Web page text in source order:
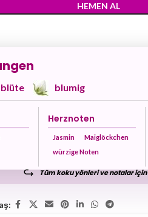
HEMEN AL
blumig
Herznoten
Jasmin
Maiglöckchen
würzige Noten
Tüm koku yönleri ve notalar için